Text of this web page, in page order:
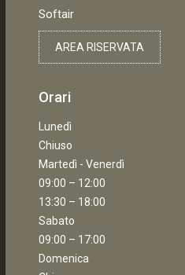
Softair
AREA RISERVATA
Orari
Lunedì
Chiuso
Martedì - Venerdì
09:00 – 12:00
13:30 – 18:00
Sabato
09:00 – 17:00
Domenica